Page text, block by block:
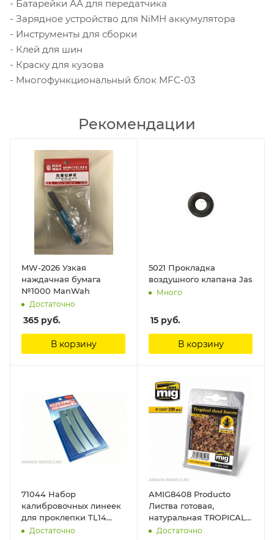
- Батарейки АА для передатчика
- Зарядное устройство для NiMH аккумулятора
- Инструменты для сборки
- Клей для шин
- Краску для кузова
- Многофункциональный блок MFC-03
Рекомендации
MW-2026 Узкая
наждачная бумага
№1000 ManWah
Достаточно
365 руб.
В корзину
5021 Прокладка
воздушного клапана Jas
Много
15 руб.
В корзину
71044 Набор
калибровочных линеек
для проклепки TL14
Hasegawa
Достаточно
AMIG8408 Producto
Листва готовая,
натуральная TROPICAL
LEAVES Ammo Mig
Достаточно